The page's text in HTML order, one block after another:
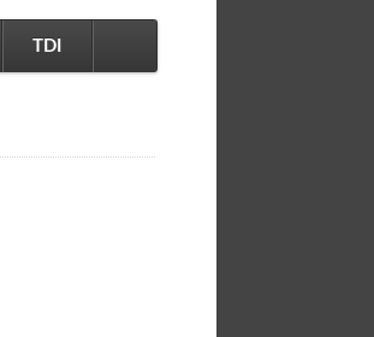
TDI